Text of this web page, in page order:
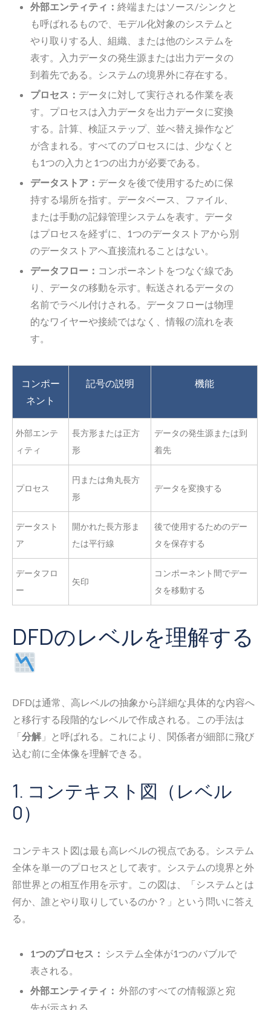
外部エンティティ： 終端またはソース/シンクと
も呼ばれるもので、モデル化対象のシステムと
やり取りする人、組織、または他のシステムを
表す。入力データの発生源または出力データの
到着先である。システムの境界外に存在する。
プロセス： データに対して実行される作業を表
す。プロセスは入力データを出力データに変換
する。計算、検証ステップ、並べ替え操作など
が含まれる。すべてのプロセスには、少なくと
も1つの入力と1つの出力が必要である。
データストア： データを後で使用するために保
持する場所を指す。データベース、ファイル、
または手動の記録管理システムを表す。データ
はプロセスを経ずに、1つのデータストアから別
のデータストアへ直接流れることはない。
データフロー： コンポーネントをつなぐ線であ
り、データの移動を示す。転送されるデータの
名前でラベル付けされる。データフローは物理
的なワイヤーや接続ではなく、情報の流れを表
す。
コンポー
ネント
記号の説明 機能
外部エンテ
ィティ
長方形または正方
形
データの発生源または到
着先
プロセス
円または角丸長方
形
データを変換する
データスト
ア
開かれた長方形ま
たは平行線
後で使用するためのデー
タを保存する
データフロ
ー
矢印
コンポーネント間でデー
タを移動する
DFDのレベルを理解する
DFDは通常、高レベルの抽象から詳細な具体的な内容へ
と移行する段階的なレベルで作成される。この手法は
「分解 」と呼ばれる。これにより、関係者が細部に飛び
込む前に全体像を理解できる。
1. コンテキスト図（レベル
0）
コンテキスト図は最も高レベルの視点である。システム
全体を単一のプロセスとして表す。システムの境界と外
部世界との相互作用を示す。この図は、「システムとは
何か、誰とやり取りしているのか？」という問いに答え
る。
1つのプロセス： システム全体が1つのバブルで
表される。
外部エンティティ： 外部のすべての情報源と宛
先が示される。